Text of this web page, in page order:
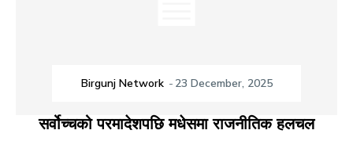
Birgunj Network - 23 December, 2025
सर्वोच्चको परमादेशपछि मधेसमा राजनीतिक हलचल